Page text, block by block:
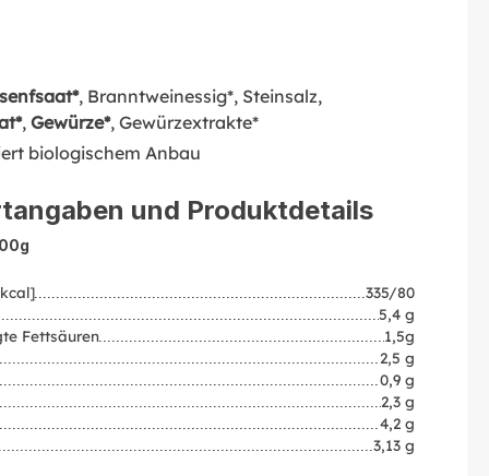
, Branntweinessig*, Steinsalz,
, Gewürze*, Gewürzextrakte*
biologischem Anbau
und Produktdetails
335/80
5,4 g
Fettsäuren
1,5g
2,5 g
0,9 g
2,3 g
4,2 g
3,13 g